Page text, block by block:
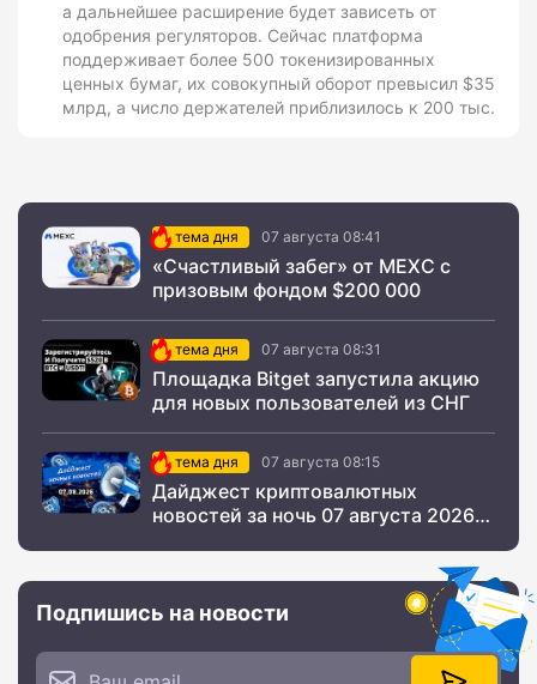
а дальнейшее расширение будет зависеть от
одобрения регуляторов. Сейчас платформа
поддерживает более 500 токенизированных
ценных бумаг, их совокупный оборот превысил $35
млрд, а число держателей приблизилось к 200 тыс.
тема дня 07 августа 08:41
«Счастливый забег» от MEXC с
призовым фондом $200 000
тема дня 07 августа 08:31
Площадка Bitget запустила акцию
для новых пользователей из СНГ
тема дня 07 августа 08:15
Дайджест криптовалютных
новостей за ночь 07 августа 2026
Подпишись на новости